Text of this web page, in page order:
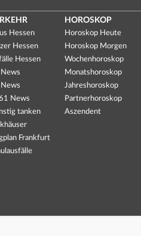
Hessen
Hessen
Hessen
News
tanken
Frankfurt
HOROSKOP
Horoskop Heute
Horoskop Morgen
Wochenhoroskop
Monatshoroskop
Jahreshoroskop
Partnerhoroskop
Aszendent